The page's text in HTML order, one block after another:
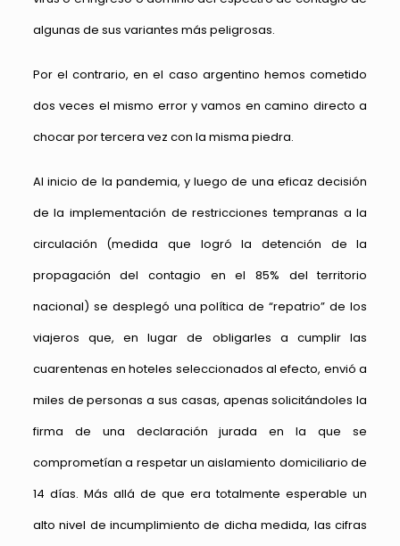
algunas de sus variantes más peligrosas.
Por el contrario, en el caso argentino hemos cometido
dos veces el mismo error y vamos en camino directo a
chocar por tercera vez con la misma piedra.
Al inicio de la pandemia, y luego de una eficaz decisión
de la implementación de restricciones tempranas a la
circulación (medida que logró la detención de la
propagación del contagio en el 85% del territorio
nacional) se desplegó una política de “repatrio” de los
viajeros que, en lugar de obligarles a cumplir las
cuarentenas en hoteles seleccionados al efecto, envió a
miles de personas a sus casas, apenas solicitándoles la
firma de una declaración jurada en la que se
comprometían a respetar un aislamiento domiciliario de
14 días. Más allá de que era totalmente esperable un
alto nivel de incumplimiento de dicha medida, las cifras